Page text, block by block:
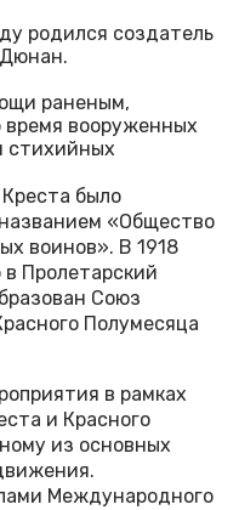
родился создатель
раненым,
вооруженных
стихийных
было
«Общество
воинов». В 1918
в Пролетарский
Союз
Полумесяца
в рамках
и Красного
из основных
Международного